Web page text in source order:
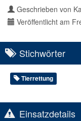
Geschrieben von
Veröffentlicht am
Stichwörter
Tierrettung
Einsatzdetails